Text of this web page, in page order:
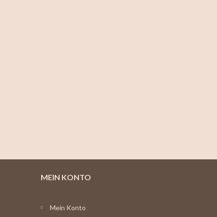
MEIN KONTO
Mein Konto